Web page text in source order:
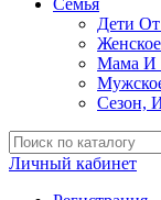
Семья
Дети
Мама
Сезон,
Личный кабинет